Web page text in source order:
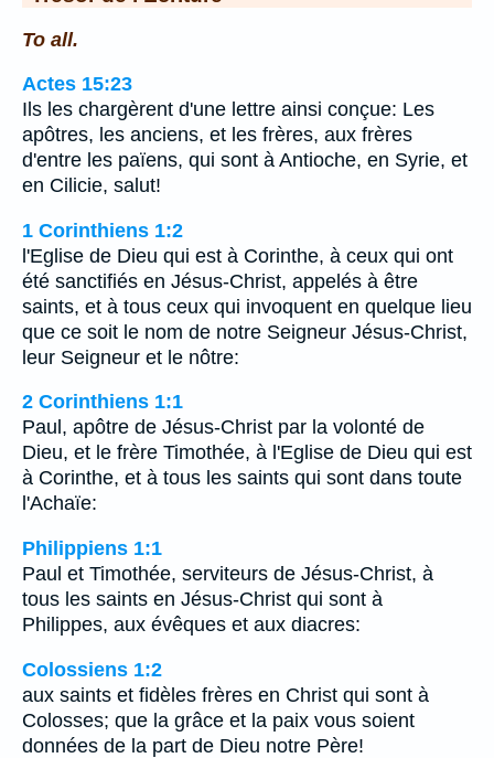
To all.
Actes 15:23
Ils les chargèrent d'une lettre ainsi conçue: Les
apôtres, les anciens, et les frères, aux frères
d'entre les païens, qui sont à Antioche, en Syrie, et
en Cilicie, salut!
1 Corinthiens 1:2
l'Eglise de Dieu qui est à Corinthe, à ceux qui ont
été sanctifiés en Jésus-Christ, appelés à être
saints, et à tous ceux qui invoquent en quelque lieu
que ce soit le nom de notre Seigneur Jésus-Christ,
leur Seigneur et le nôtre:
2 Corinthiens 1:1
Paul, apôtre de Jésus-Christ par la volonté de
Dieu, et le frère Timothée, à l'Eglise de Dieu qui est
à Corinthe, et à tous les saints qui sont dans toute
l'Achaïe:
Philippiens 1:1
Paul et Timothée, serviteurs de Jésus-Christ, à
tous les saints en Jésus-Christ qui sont à
Philippes, aux évêques et aux diacres:
Colossiens 1:2
aux saints et fidèles frères en Christ qui sont à
Colosses; que la grâce et la paix vous soient
données de la part de Dieu notre Père!